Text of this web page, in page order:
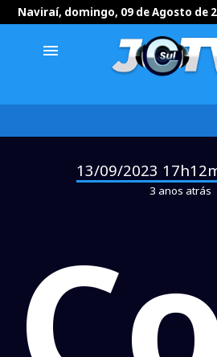
Naviraí, domingo, 09 de Agosto de
menu
13/09/2023
3 anos atrás